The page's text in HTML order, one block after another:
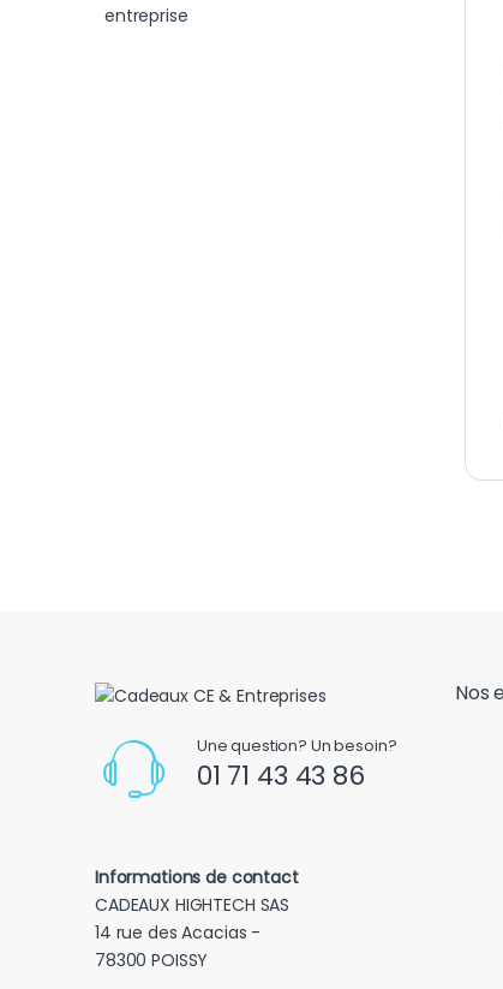
Une question? Un besoin?
01 71 43 43 86
Informations de contact
CADEAUX HIGHTECH SAS
14 rue des Acacias -
78300 POISSY
Nos